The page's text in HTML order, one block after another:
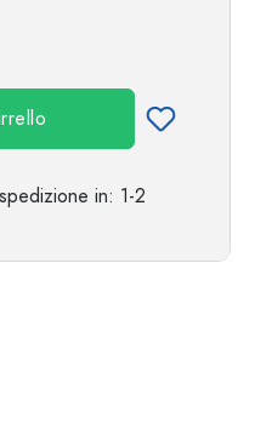
in: 1-2